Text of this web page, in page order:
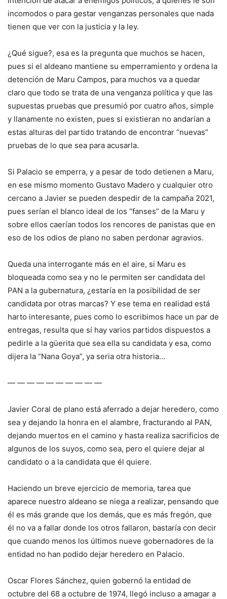
incomodos o para gestar venganzas personales que nada
tienen que ver con la justicia y la ley.
¿Qué sigue?, esa es la pregunta que muchos se hacen,
pues si el aldeano mantiene su emperramiento y ordena la
detención de Maru Campos, para muchos va a quedar
claro que todo se trata de una venganza política y que las
supuestas pruebas que presumió por cuatro años, simple
y llanamente no existen, pues si existieran no andarían a
estas alturas del partido tratando de encontrar “nuevas”
pruebas de lo que sea para acusarla.
Si Palacio se emperra, y a pesar de todo detienen a Maru,
en ese mismo momento Gustavo Madero y cualquier otro
cercano a Javier se pueden despedir de la campaña 2021,
pues serían el blanco ideal de los “fanses” de la Maru y
sobre ellos caerían todos los rencores de panistas que en
eso de los odios de plano no saben perdonar agravios.
Queda una interrogante más en el aire, si Maru es
bloqueada como sea y no le permiten ser candidata del
PAN a la gubernatura, ¿estaría en la posibilidad de ser
candidata por otras marcas? Y ese tema en realidad está
harto interesante, pues como lo escribimos hace un par de
entregas, resulta que sí hay varios partidos dispuestos a
pedirle a la güerita que sea ella su candidata y esa, como
dijera la “Nana Goya”, ya seria otra historia…
— — — — — — — — — —
Javier Coral de plano está aferrado a dejar heredero, como
sea y dejando la honra en el alambre, fracturando al PAN,
dejando muertos en el camino y hasta realiza sacrificios de
algunos de los suyos, como sea, pero el quiere dejar al
candidato o a la candidata que él quiere.
Haciendo un breve ejercicio de memoria, tarea que
aparece nuestro aldeano se niega a realizar, pensando que
él es más grande que los demás, que es más fregón, que
él no va a fallar donde los otros fallaron, bastaría con decir
que cuando menos los últimos nueve gobernadores de la
entidad no han podido dejar heredero en Palacio.
Oscar Flores Sánchez, quien gobernó la entidad de
octubre del 68 a octubre de 1974, llegó incluso a amagar a